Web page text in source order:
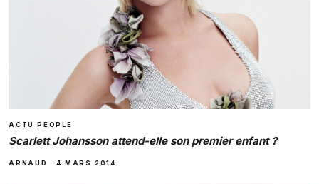
ACTU PEOPLE
Scarlett Johansson attend-elle son premier enfant ?
ARNAUD ·4 MARS 2014